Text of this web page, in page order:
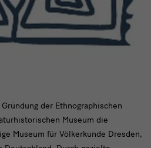
der Ethnographischen
Museum die
Museum für Völkerkunde Dresden,